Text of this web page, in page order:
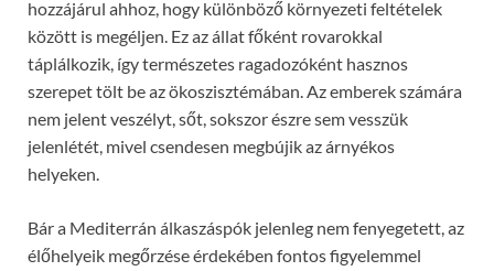
hozzájárul ahhoz, hogy különböző környezeti feltételek
között is megéljen. Ez az állat főként rovarokkal
táplálkozik, így természetes ragadozóként hasznos
szerepet tölt be az ökoszisztémában. Az emberek számára
nem jelent veszélyt, sőt, sokszor észre sem vesszük
jelenlétét, mivel csendesen megbújik az árnyékos
helyeken.
Bár a Mediterrán álkaszáspók jelenleg nem fenyegetett, az
élőhelyeik megőrzése érdekében fontos figyelemmel